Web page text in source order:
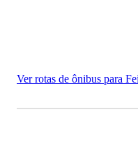
Ver rotas de ônibus para